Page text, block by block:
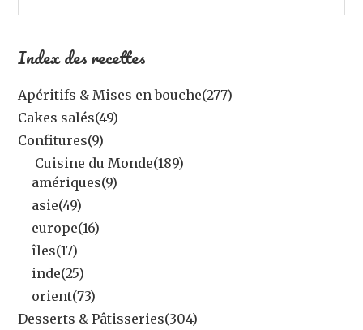
Index des recettes
Apéritifs & Mises en bouche(277)
Cakes salés(49)
Confitures(9)
Cuisine du Monde(189)
amériques(9)
asie(49)
europe(16)
îles(17)
inde(25)
orient(73)
Desserts & Pâtisseries(304)